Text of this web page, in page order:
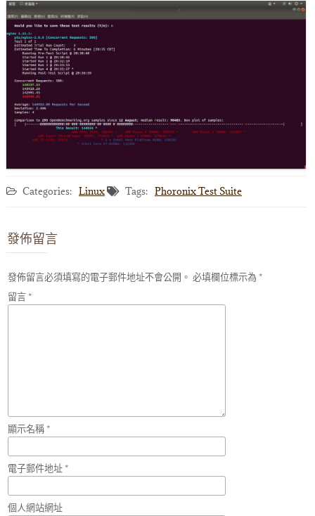
Categories: Linux Tags: Phoronix Test Suite
發佈留言
發佈留言必須填寫的電子郵件地址不會公開。 必填欄位標示為*
留言*
顯示名稱*
電子郵件地址*
個人網站網址